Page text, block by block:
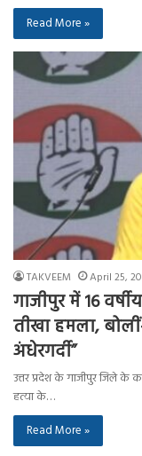
Read More »
TAKVEEM April 25,
गाजीपुर में 16
तीखा हमला,
अंधेरगर्दी”
उत्तर प्रदेश के गाजीपुर जिले के
हत्या के…
Read More »